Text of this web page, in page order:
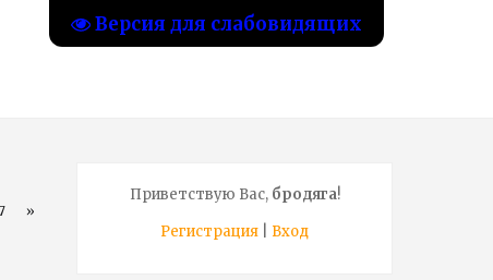
Версия для слабовидящих
»
Приветствую Вас, бродяга!
Регистрация
Вход